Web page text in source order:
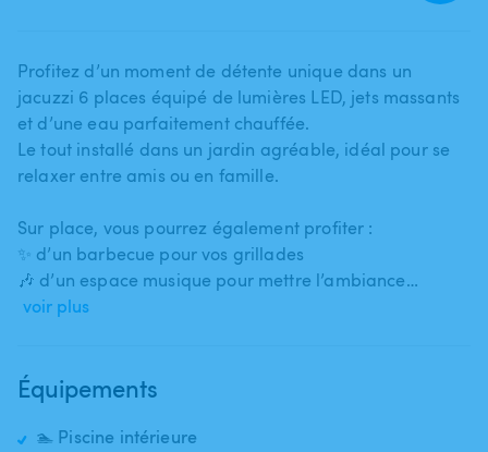
Profitez d’un moment de détente unique dans un
jacuzzi 6 places équipé de lumières LED​,​ jets massants
et d’une eau parfaitement chauffée.
Le tout installé dans un jardin agréable​,​ idéal pour se
relaxer entre amis ou en famille.
Sur place​,​ vous pourrez également profiter :
✨ d’un barbecue pour vos grillades
🎶 d’un espace musique pour mettre l’ambiance…
voir plus
Équipements
🏊 Piscine intérieure